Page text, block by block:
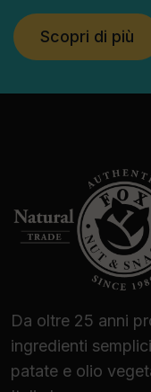
Scopri di più
Da oltre 25 anni
ingredienti
patate e olio